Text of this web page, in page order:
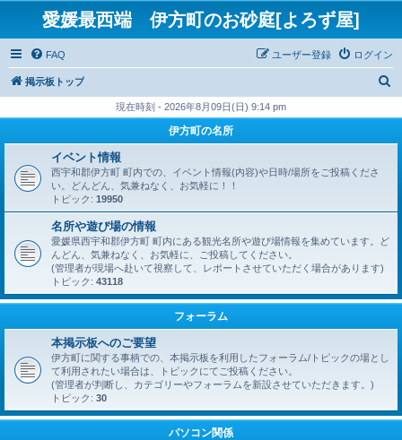
愛媛最西端 伊方町のお砂庭[よろず屋]
FAQ ログイン
ユーザー登録
掲示板トップ
現在時刻 - 2026年8月09日(日) 9:14 pm
伊方町の名所
イベント情報
西宇和郡伊方町 町内での、イベント情報(内容)や日時/場所をご投稿くださ
い。どんどん、気兼ねなく、お気軽に！！
トピック: 19950
名所や遊び場の情報
愛媛県西宇和郡伊方町 町内にある観光名所や遊び場情報を集めています。ど
んどん、気兼ねなく、お気軽に、ご投稿してください。
(管理者が現場へ赴いて視察して、レポートさせていただく場合があります)
トピック: 43118
フォーラム
本掲示板へのご要望
伊方町に関する事柄での、本掲示板を利用したフォーラム/トピックの場とし
て利用されたい場合は、トピックにてご投稿ください。
(管理者が判断し、カテゴリーやフォーラムを新設させていただきます。)
トピック: 30
パソコン関係